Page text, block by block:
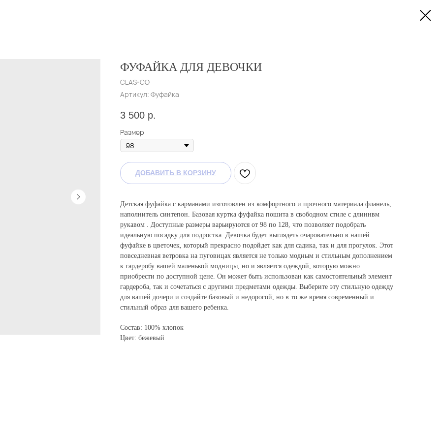
ФУФАЙКА ДЛЯ ДЕВОЧКИ
CLAS-CO
Артикул: Фуфайка
3 500 р.
Размер
ДОБАВИТЬ В КОРЗИНУ
Детская фуфайка с карманами изготовлен из комфортного и прочного материала фланель,
наполнитель синтепон. Базовая куртка фуфайка пошита в свободном стиле с длиннвм
рукавом . Доступные размеры варьируются от 98 по 128, что позволяет подобрать
идеальную посадку для подростка. Девочка будет выглядеть очаровательно в нашей
фуфайке в цветочек, который прекрасно подойдет как для садика, так и для прогулок. Этот
повседневная ветровка на пуговицах является не только модным и стильным дополнением
к гардеробу вашей маленькой модницы, но и является одеждой, которую можно
приобрести по доступной цене. Он может быть использован как самостоятельный элемент
гардероба, так и сочетаться с другими предметами одежды. Выберите эту стильную одежду
для вашей дочери и создайте базовый и недорогой, но в то же время современный и
стильный образ для вашего ребенка.
Состав: 100% хлопок
Цвет: бежевый